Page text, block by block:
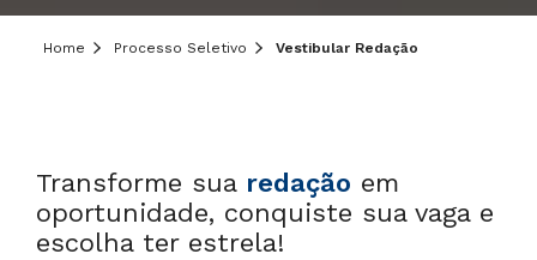
Home Processo Seletivo Vestibular Redação
Transforme sua redação em
oportunidade, conquiste sua vaga e
escolha ter estrela!